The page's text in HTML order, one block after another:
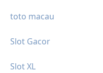
toto macau
Slot Gacor
Slot XL